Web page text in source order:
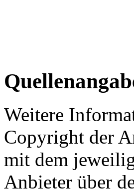
Weitere
Copyright der
mit dem
Anbieter über